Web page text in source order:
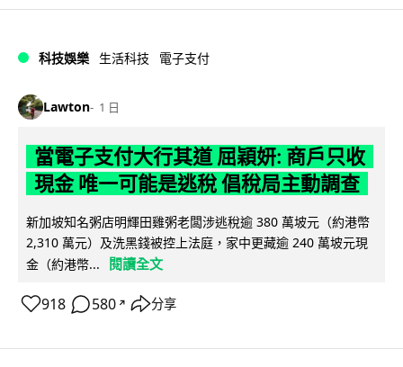
科技娛樂 生活科技 電子支付
Lawton 1 日
當電子支付大行其道 屈穎妍: 商戶只收
現金 唯一可能是逃稅 倡稅局主動調查
新加坡知名粥店明輝田雞粥老闆涉逃稅逾 380 萬坡元（約港幣
2,310 萬元）及洗黑錢被控上法庭，家中更藏逾 240 萬坡元現
金（約港幣...
閱讀全文
918 580 ↗ 分享